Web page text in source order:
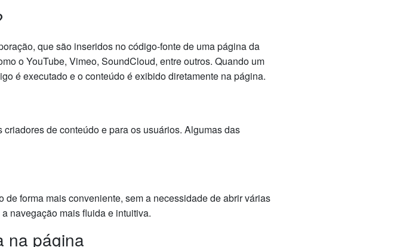
que são inseridos no código-fonte de uma página da
o YouTube, Vimeo, SoundCloud, entre outros. Quando um
é executado e o conteúdo é exibido diretamente na página.
de conteúdo e para os usuários. Algumas das
forma mais conveniente, sem a necessidade de abrir várias
navegação mais fluida e intuitiva.
na página